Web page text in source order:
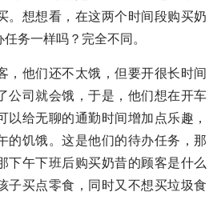
。想想看，在这两个时间段购买奶
务一样吗？完全不同。
，他们还不太饿，但要开很长时间
公司就会饿，于是，他们想在开车
以给无聊的通勤时间增加点乐趣，
的饥饿。这是他们的待办任务，那
下午下班后购买奶昔的顾客是什么
子买点零食，同时又不想买垃圾食